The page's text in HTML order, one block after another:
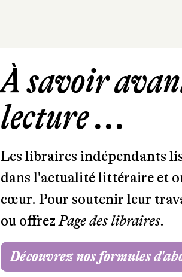
À savoir
lecture ...
Les libraires indépendants
dans l'actualité littéraire et
cœur. Pour soutenir leur
ou offrezPage des libraires.
Découvrez nos formules